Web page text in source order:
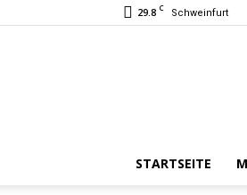
29.8 C Schweinfurt
STARTSEITE